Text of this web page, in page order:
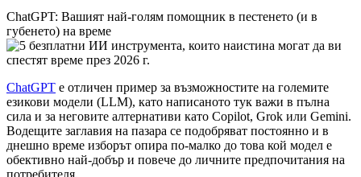
ChatGPT: Вашият най-голям помощник в пестенето (и в
губенето) на време
ChatGPT е отличен пример за възможностите на големите
езикови модели (LLM), като написаното тук важи в пълна
сила и за неговите алтернативи като Copilot, Grok или Gemini.
Водещите заглавия на пазара се подобряват постоянно и в
днешно време изборът опира по-малко до това кой модел е
обективно най-добър и повече до личните предпочитания на
потребителя.